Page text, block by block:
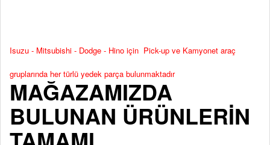
Isuzu - Mitsubishi - Dodge - Hino için Pick-up ve Kamyonet araç
gruplarında her türlü yedek parça bulunmaktadır
MAĞAZAMIZDA
BULUNAN ÜRÜNLERİN